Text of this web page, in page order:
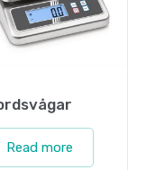
Read more